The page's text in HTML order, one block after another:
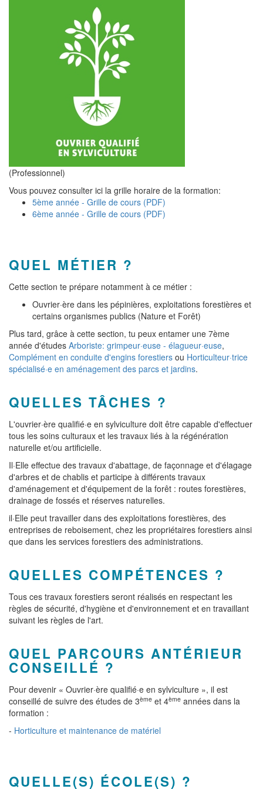
(Professionnel)
Vous pouvez consulter ici la grille horaire de la formation:
5ème année - Grille de cours (PDF)
6ème année - Grille de cours (PDF)
QUEL MÉTIER ?
Cette section te prépare notamment à ce métier :
Ouvrier·ère dans les pépinières, exploitations forestières et
certains organismes publics (Nature et Forêt)
Plus tard, grâce à cette section, tu peux entamer une 7ème
année d'études Arboriste: grimpeur·euse - élagueur·euse,
Complément en conduite d'engins forestiers ou Horticulteur·trice
spécialisé·e en aménagement des parcs et jardins.
QUELLES TÂCHES ?
L'ouvrier·ère qualifié·e en sylviculture doit être capable d'effectuer
tous les soins culturaux et les travaux liés à la régénération
naturelle et/ou artificielle.
Il·Elle effectue des travaux d'abattage, de façonnage et d'élagage
d'arbres et de chablis et participe à différents travaux
d'aménagement et d'équipement de la forêt : routes forestières,
drainage de fossés et réserves naturelles.
il·Elle peut travailler dans des exploitations forestières, des
entreprises de reboisement, chez les propriétaires forestiers ainsi
que dans les services forestiers des administrations.
QUELLES COMPÉTENCES ?
Tous ces travaux forestiers seront réalisés en respectant les
règles de sécurité, d'hygiène et d'environnement et en travaillant
suivant les règles de l'art.
QUEL PARCOURS ANTÉRIEUR
CONSEILLÉ ?
Pour devenir « Ouvrier·ère qualifié·e en sylviculture », il est
conseillé de suivre des études de 3ème et 4ème années dans la
formation :
- Horticulture et maintenance de matériel
QUELLE(S) ÉCOLE(S) ?